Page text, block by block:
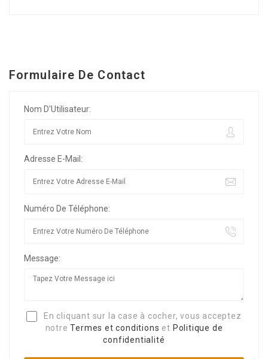
Formulaire De Contact
Nom D'Utilisateur:
Adresse E-Mail:
Numéro De Téléphone:
Message:
En cliquant sur la case à cocher, vous acceptez
notreTermes et conditions et Politique de
confidentialité